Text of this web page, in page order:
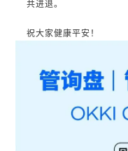
共进退。
祝大家健康平安！